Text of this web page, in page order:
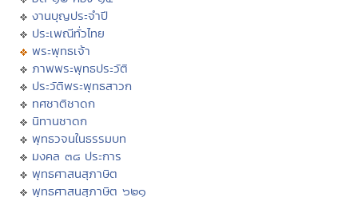
งานบุญประจำปี
ประเพณีทั่วไทย
พระพุทธเจ้า
ภาพพระพุทธประวัติ
ประวัติพระพุทธสาวก
ทศชาติชาดก
นิทานชาดก
พุทธวจนในธรรมบท
มงคล ๓๘ ประการ
พุทธศาสนสุภาษิต
พุทธศาสนสุภาษิต ๖๒๑